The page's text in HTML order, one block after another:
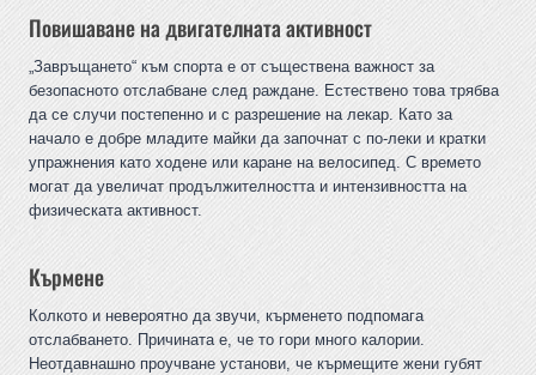
Повишаване на двигателната активност
„Завръщането“ към спорта е от съществена важност за
безопасното отслабване след раждане. Естествено това трябва
да се случи постепенно и с разрешение на лекар. Като за
начало е добре младите майки да започнат с по-леки и кратки
упражнения като ходене или каране на велосипед. С времето
могат да увеличат продължителността и интензивността на
физическата активност.
Кърмене
Колкото и невероятно да звучи, кърменето подпомага
отслабването. Причината е, че то гори много калории.
Неотдавнашно проучване установи, че кърмещите жени губят